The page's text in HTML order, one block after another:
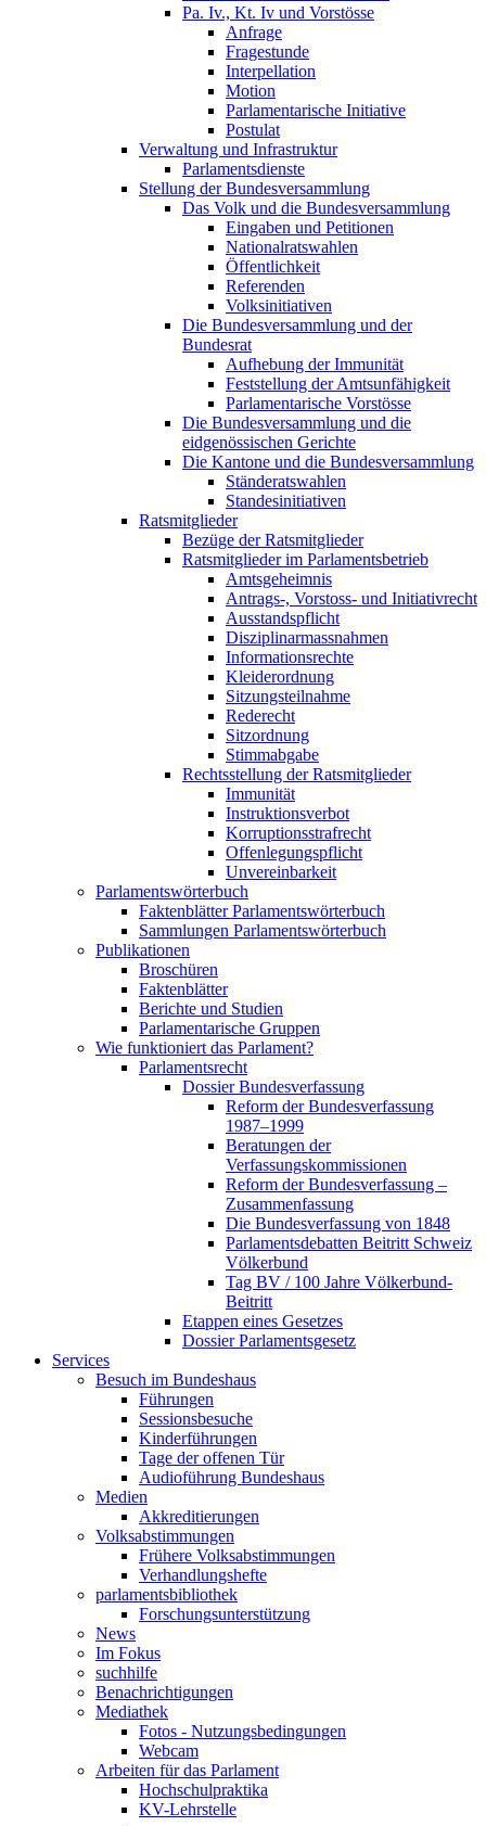
Pa. Iv., Kt. Iv und Vorstösse
Anfrage
Fragestunde
Interpellation
Motion
Parlamentarische Initiative
Postulat
Verwaltung und Infrastruktur
Parlamentsdienste
Stellung der Bundesversammlung
Das Volk und die Bundesversammlung
Eingaben und Petitionen
Nationalratswahlen
Öffentlichkeit
Referenden
Volksinitiativen
Die Bundesversammlung und der
Bundesrat
Aufhebung der Immunität
Feststellung der Amtsunfähigkeit
Parlamentarische Vorstösse
Die Bundesversammlung und die
eidgenössischen Gerichte
Die Kantone und die Bundesversammlung
Ständeratswahlen
Standesinitiativen
Ratsmitglieder
Bezüge der Ratsmitglieder
Ratsmitglieder im Parlamentsbetrieb
Amtsgeheimnis
Antrags-, Vorstoss- und Initiativrecht
Ausstandspflicht
Disziplinarmassnahmen
Informationsrechte
Kleiderordnung
Sitzungsteilnahme
Rederecht
Sitzordnung
Stimmabgabe
Rechtsstellung der Ratsmitglieder
Immunität
Instruktionsverbot
Korruptionsstrafrecht
Offenlegungspflicht
Unvereinbarkeit
Parlamentswörterbuch
Faktenblätter Parlamentswörterbuch
Sammlungen Parlamentswörterbuch
Publikationen
Broschüren
Faktenblätter
Berichte und Studien
Parlamentarische Gruppen
Wie funktioniert das Parlament?
Parlamentsrecht
Dossier Bundesverfassung
Reform der Bundesverfassung
1987–1999
Beratungen der
Verfassungskommissionen
Reform der Bundesverfassung –
Zusammenfassung
Die Bundesverfassung von 1848
Parlamentsdebatten Beitritt Schweiz
Völkerbund
Tag BV / 100 Jahre Völkerbund-
Beitritt
Etappen eines Gesetzes
Dossier Parlamentsgesetz
Services
Besuch im Bundeshaus
Führungen
Sessionsbesuche
Kinderführungen
Tage der offenen Tür
Audioführung Bundeshaus
Medien
Akkreditierungen
Volksabstimmungen
Frühere Volksabstimmungen
Verhandlungshefte
parlamentsbibliothek
Forschungsunterstützung
News
Im Fokus
suchhilfe
Benachrichtigungen
Mediathek
Fotos - Nutzungsbedingungen
Webcam
Arbeiten für das Parlament
Hochschulpraktika
KV-Lehrstelle